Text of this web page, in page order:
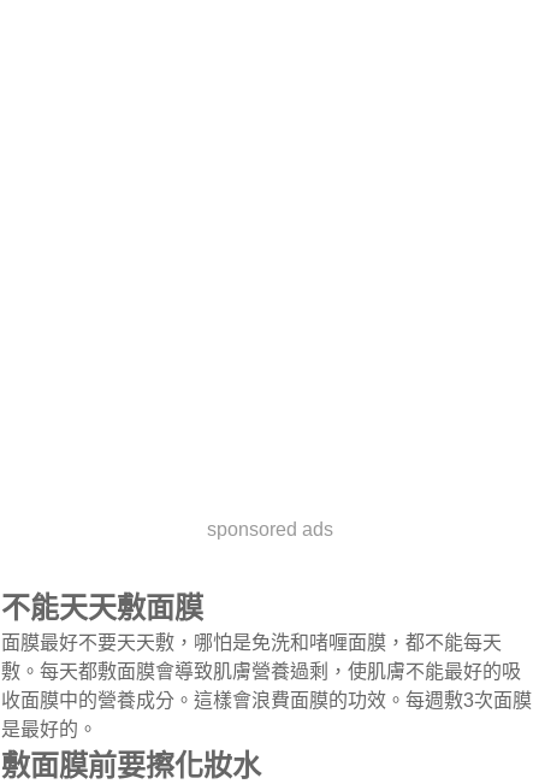
sponsored ads
不能天天敷面膜
面膜最好不要天天敷，哪怕是免洗和啫喱面膜，都不能每天
敷。每天都敷面膜會導致肌膚營養過剩，使肌膚不能最好的吸
收面膜中的營養成分。這樣會浪費面膜的功效。每週敷3次面膜
是最好的。
敷面膜前要擦化妝水